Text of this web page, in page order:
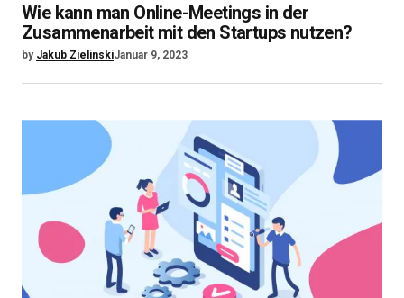
Wie kann man Online-Meetings in der
Zusammenarbeit mit den Startups nutzen?
by Jakub ZielinskiJanuar 9, 2023